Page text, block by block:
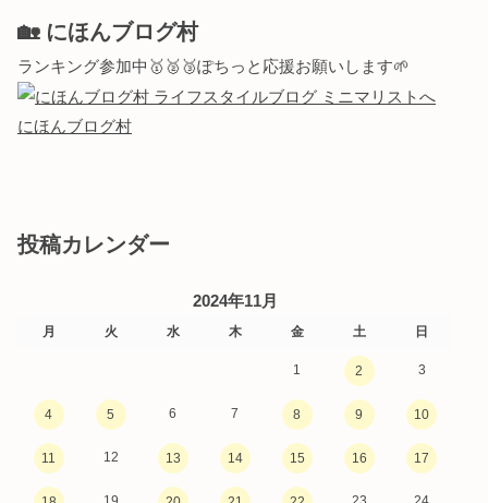
🏡 にほんブログ村
ランキング参加中🥇🥈🥉ぽちっと応援お願いします🌱
にほんブログ村
投稿カレンダー
2024年11月
月 火 水 木 金 土 日
1 2 3
4 5 6 7 8 9 10
11 12 13 14 15 16 17